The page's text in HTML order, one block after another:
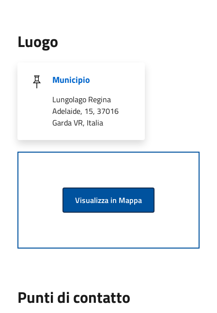
Luogo
Municipio
Lungolago Regina
Adelaide, 15, 37016
Garda VR, Italia
Visualizza in Mappa
Punti di contatto